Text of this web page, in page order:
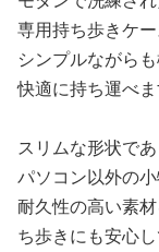
専用持ち歩きケー
シンプルながら
快適に持ち運べま
スリムな形状で
パソコン以外の
耐久性の高い素
ち歩きにも安心